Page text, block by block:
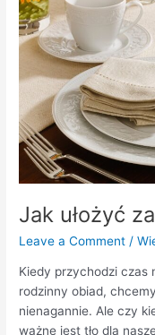
Jak ułożyć
Leave a Comment /
Kiedy przychodzi czas
rodzinny obiad,
nienagannie. Ale czy
ważne jest tło dla